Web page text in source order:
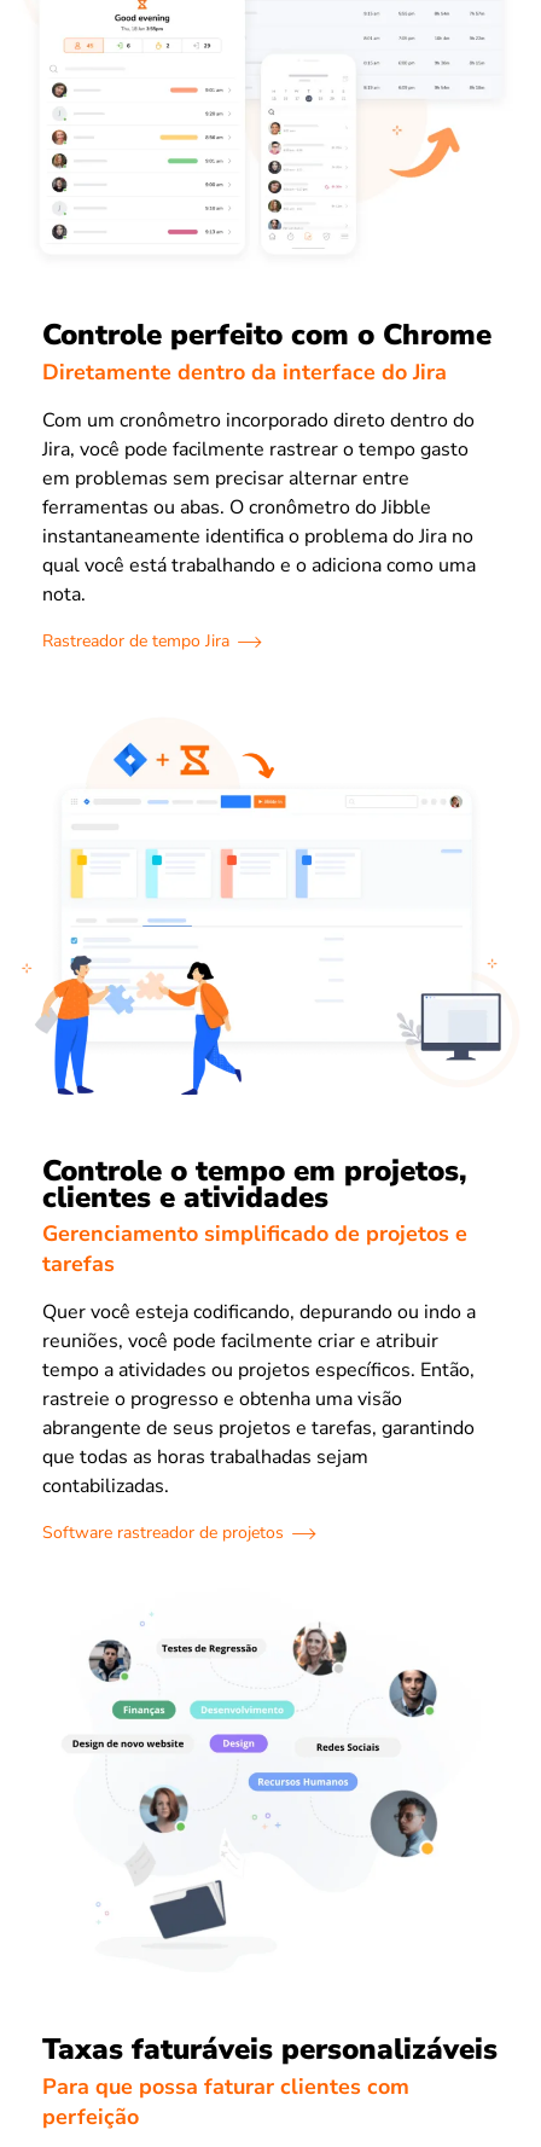
Controle perfeito com o Chrome
Diretamente dentro da interface do Jira
Com um cronômetro incorporado direto dentro do
Jira, você pode facilmente rastrear o tempo gasto
em problemas sem precisar alternar entre
ferramentas ou abas. O cronômetro do Jibble
instantaneamente identifica o problema do Jira no
qual você está trabalhando e o adiciona como uma
nota.
Rastreador de tempo Jira
Controle o tempo em projetos,
clientes e atividades
Gerenciamento simplificado de projetos e
tarefas
Quer você esteja codificando, depurando ou indo a
reuniões, você pode facilmente criar e atribuir
tempo a atividades ou projetos específicos. Então,
rastreie o progresso e obtenha uma visão
abrangente de seus projetos e tarefas, garantindo
que todas as horas trabalhadas sejam
contabilizadas.
Software rastreador de projetos
Taxas faturáveis personalizáveis
Para que possa faturar clientes com
perfeição